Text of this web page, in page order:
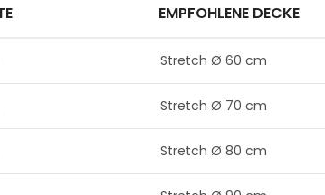
EMPFOHLENE DECKE
Stretch Ø 60 cm
Stretch Ø 70 cm
Stretch Ø 80 cm